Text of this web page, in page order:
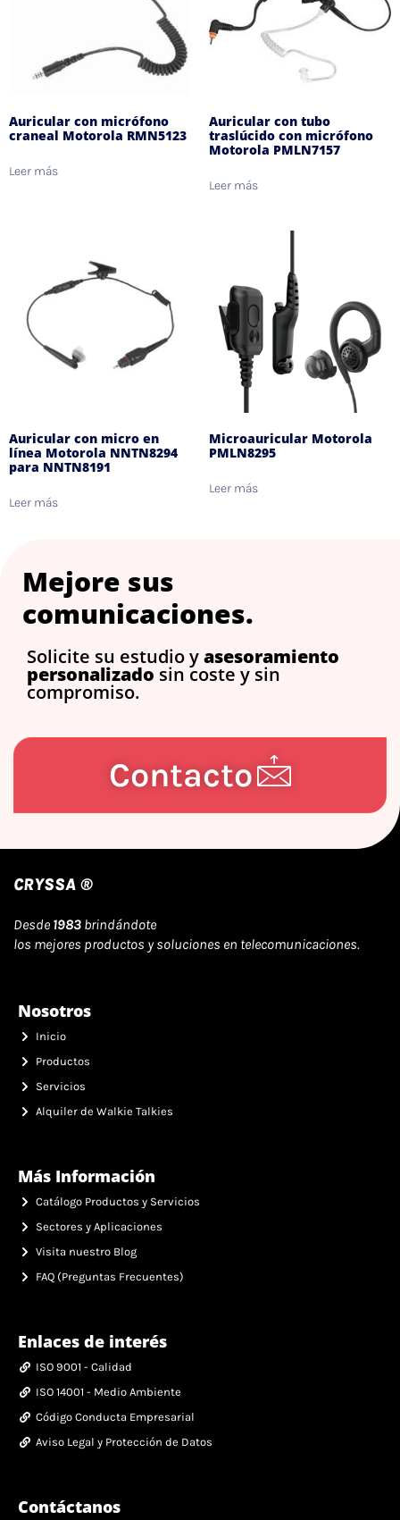
Auricular con micrófono
craneal Motorola RMN5123
Leer más
Auricular con tubo
traslúcido con micrófono
Motorola PMLN7157
Leer más
Auricular con micro en
línea Motorola NNTN8294
para NNTN8191
Leer más
Microauricular Motorola
PMLN8295
Leer más
Mejore sus
comunicaciones.
Solicite su estudio yasesoramiento
personalizado sin coste y sin
compromiso.
Contacto
CRYSSA ®
Desde 1983 brindándote
los mejores productos y soluciones en telecomunicaciones.
Nosotros
Inicio
Productos
Servicios
Alquiler de Walkie Talkies
Más Información
Catálogo Productos y Servicios
Sectores y Aplicaciones
Visita nuestro Blog
FAQ (Preguntas Frecuentes)
Enlaces de interés
ISO 9001 - Calidad
ISO 14001 - Medio Ambiente
Código Conducta Empresarial
Aviso Legal y Protección de Datos
Contáctanos